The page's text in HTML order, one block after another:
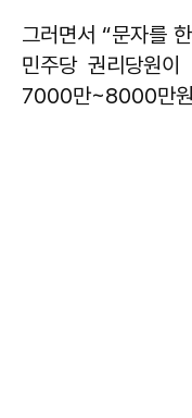
그러면서 “문자를
민주당 권리당원
7000만~8000만원